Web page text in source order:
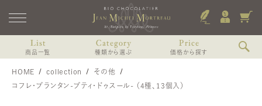
List
商品一覧
Category
種類から選ぶ
ショコラのみのアソート
Price
価格から探す
HOME collection
その他
コフレ・プランタン-プティ・ドゥスール- （4種、13個入）